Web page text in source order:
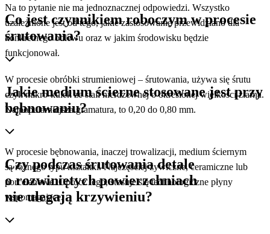
Na to pytanie nie ma jednoznacznej odpowiedzi. Wszystko
uzależnione jest od tego, jakie zastosowanie przewidziano dla
konkretnego odlewu oraz w jakim środowisku będzie
funkcjonował.
Co jest czynnikiem roboczym w procesie
śrutowania?
W procesie obróbki strumieniowej – śrutowania, używa się śrutu
czyli mikro-kulek ze stali nierdzewnej o określonej wielkości ziarna.
Najpopularniejsza gramatura, to 0,20 do 0,80 mm.
Jakie medium ścierne stosowane jest przy
bębnowaniu?
W procesie bębnowania, inaczej trowalizacji, medium ściernym
są różnego typu kształtki. Najczęściej żywiczne, ceramiczne lub
porcelanowe. Oprócz tego, stosuje się technologiczne płyny
wspomagające.
Czy podczas śrutowania detale
o rozwiniętych powierzchniach
nie ulegają krzywieniu?